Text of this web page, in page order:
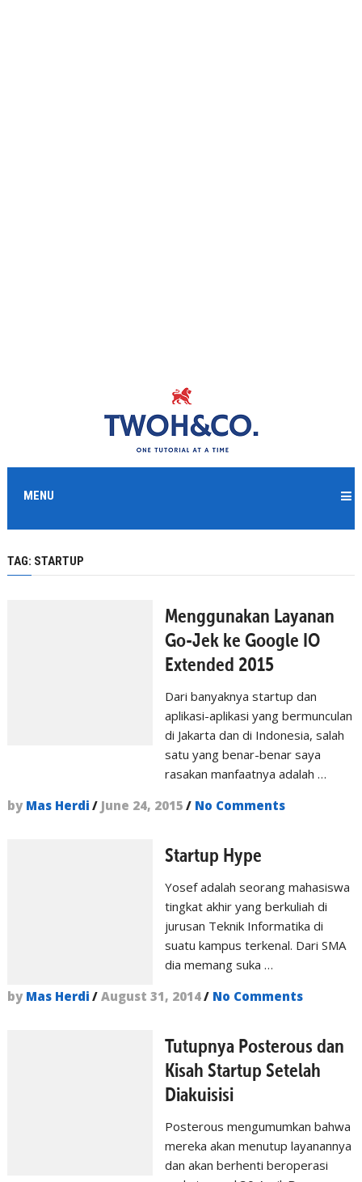
MENU
TAG: STARTUP
Menggunakan Layanan
Go-Jek ke Google IO
Extended 2015
Dari banyaknya startup dan
aplikasi-aplikasi yang bermunculan
di Jakarta dan di Indonesia, salah
satu yang benar-benar saya
rasakan manfaatnya adalah …
by Mas Herdi / June 24, 2015 / No Comments
Startup Hype
Yosef adalah seorang mahasiswa
tingkat akhir yang berkuliah di
jurusan Teknik Informatika di
suatu kampus terkenal. Dari SMA
dia memang suka …
by Mas Herdi / August 31, 2014/ No Comments
Tutupnya Posterous dan
Kisah Startup Setelah
Diakuisisi
Posterous mengumumkan bahwa
mereka akan menutup layanannya
dan akan berhenti beroperasi